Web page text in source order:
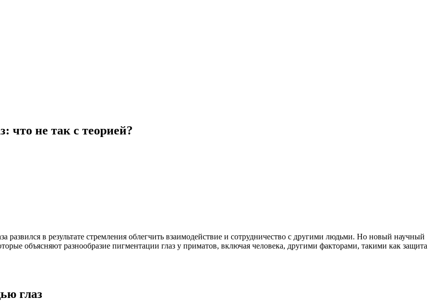
что не так с теорией?
развился в результате стремления облегчить взаимодействие и сотрудничество с другими людьми. Но новый научный
объясняют разнообразие пигментации глаз у приматов, включая человека, другими факторами, такими как защита
глаз